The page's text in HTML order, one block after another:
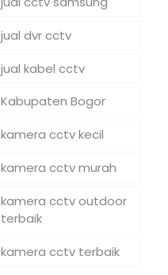
jual dvr cctv
jual kabel cctv
Kabupaten Bogor
kamera cctv kecil
kamera cctv murah
kamera cctv outdoor
terbaik
kamera cctv terbaik